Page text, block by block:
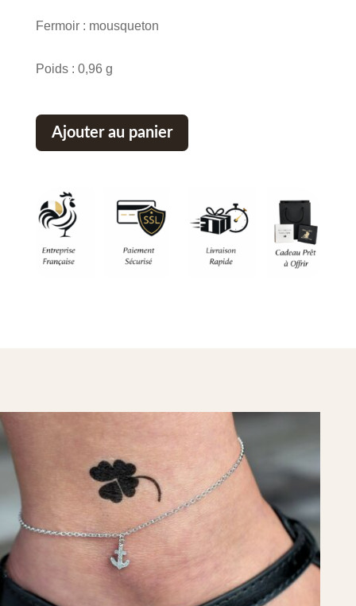
Fermoir : mousqueton
Poids : 0,96 g
Ajouter au panier